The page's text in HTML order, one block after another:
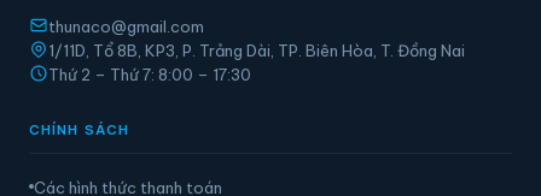
thunaco@gmail.com
1/11D, Tổ 8B, KP3, P. Trảng Dài, TP. Biên Hòa, T. Đồng Nai
Thứ 2 – Thứ 7: 8:00 – 17:30
CHÍNH SÁCH
Các hình thức thanh toán